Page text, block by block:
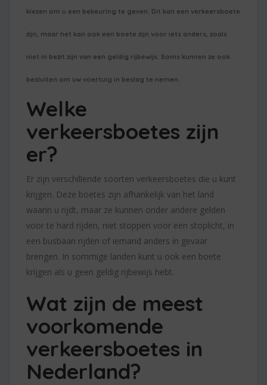
kiezen om u een bekeuring te geven. Dit kan een verkeersboete
zijn, maar het kan ook een boete zijn voor iets anders, zoals
niet in bezit zijn van een geldig rijbewijs. Soms kunnen ze ook
besluiten om uw voertuig in beslag te nemen.
Welke
verkeersboetes zijn
er?
Er zijn verschillende soorten verkeersboetes die u kunt
krijgen. Deze boetes zijn afhankelijk van het land
waarin u rijdt, maar ze kunnen onder andere gelden
voor te hard rijden, niet stoppen voor een stoplicht, in
een busbaan rijden of iemand anders in gevaar
brengen. In sommige landen kunt u ook een boete
krijgen als u geen geldig rijbewijs hebt.
Wat zijn de meest
voorkomende
verkeersboetes in
Nederland?